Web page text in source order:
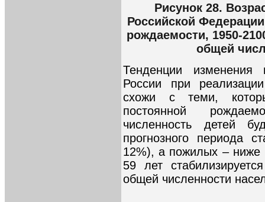
Рисунок 28.
Российской
рождаемости, 1950-
общей
Тенденции изменения
России при
схожи с теми,
постоянной
численность детей
прогнозного периода
12%), а пожилых – ниже
59 лет
общей численности